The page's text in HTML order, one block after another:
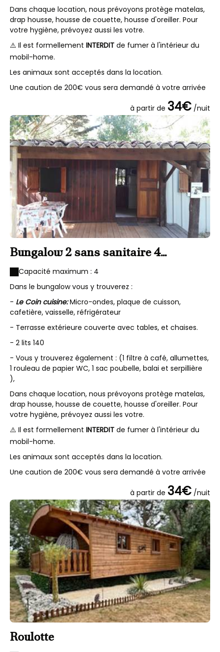
Dans chaque location, nous prévoyons protège matelas,
drap housse, housse de couette, housse d'oreiller. Pour
votre hygiène, prévoyez aussi les votre.
⚠️ Il est formellement INTERDIT de fumer à l'intérieur du
mobil-home.
Les animaux sont acceptés dans la location.
Une caution de 200€ vous sera demandé à votre arrivée
à partir de 34€ /nuit
Bungalow 2 sans sanitaire 4
personnes
Capacité maximum : 4
Dans le bungalow vous y trouverez :
- Le Coin cuisine:Micro-ondes, plaque de cuisson,
cafetière, vaisselle, réfrigérateur
- Terrasse extérieure couverte avec tables, et chaises.
- 2 lits 140
- Vous y trouverez également : (1 filtre à café, allumettes,
1 rouleau de papier WC, 1 sac poubelle, balai et serpillière
),
Dans chaque location, nous prévoyons protège matelas,
drap housse, housse de couette, housse d'oreiller. Pour
votre hygiène, prévoyez aussi les votre.
⚠️ Il est formellement INTERDIT de fumer à l'intérieur du
mobil-home.
Les animaux sont acceptés dans la location.
Une caution de 200€ vous sera demandé à votre arrivée
à partir de 34€ /nuit
Roulotte